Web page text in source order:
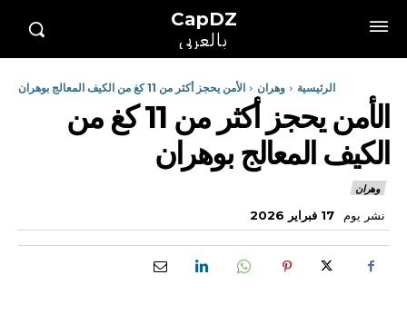
CapDZ
بالعربي
الرئيسية وهران الأمن يحجز أكثر من 11 كغ من الكيف المعالج بوهران
الأمن يحجز أكثر من 11 كغ من
الكيف المعالج بوهران
وهران
نشر يوم 17 فبراير 2026